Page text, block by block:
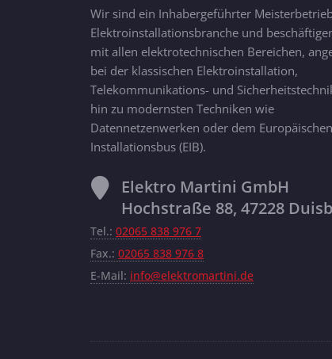
Wir sind ein Inhabergeführter
Elektroinstallationsbranche und
mit allen elektrotechnischen Bereichen,
bei der klassischen Elektroinstallation,
Telekommunikations- und
hin zu modernsten Techniken wie
Datennetzenwerken oder dem Europäischen
Installationsbus (EIB).
Elektro Martini GmbH
Hochstraße 88, 47228
Tel.: 02065 838 976 7
Fax.: 02065 838 976 8
E-Mail: info@elektromartini.de